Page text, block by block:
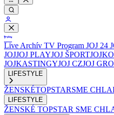
Live Archív TV Program JOJ 24
JOJJOJ PLAYJOJ ŠPORTJOJKO
JOJKASTINGYJOJ CZJOJ
LIFESTYLE
ŽENSKÉTOPSTARSME
LIFESTYLE
ŽENSKÉ TOPSTAR SME